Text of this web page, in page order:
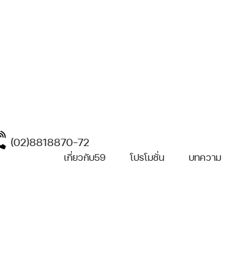
(02)8818870-72
เกี่ยวกับ59 โปรโมชั่น บทความ